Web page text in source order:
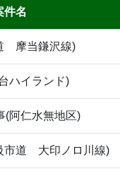
件名
摩当鎌沢線)
ハイランド)
(阿仁水無地区)
市道 大印ノロ川線)